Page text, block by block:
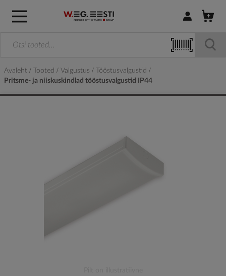
Logi sisse /
Avaleht Tooted Valgustus
Tööstusvalgustid
Pritsme- ja niiskuskindlad tööstusvalgustid IP44